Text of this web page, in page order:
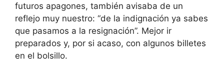
futuros apagones, también avisaba de un
reflejo muy nuestro: “de la indignación ya sabes
que pasamos a la resignación”. Mejor ir
preparados y, por si acaso, con algunos billetes
en el bolsillo.